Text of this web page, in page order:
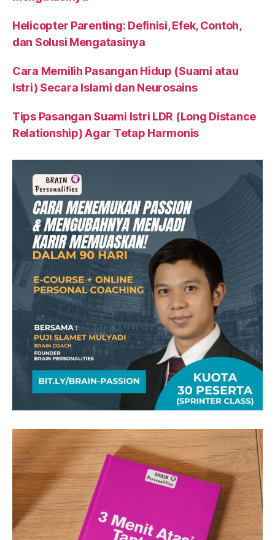
Helicopter Parenting: Definisi, Efek, Contoh,
dan Solusi Mengatasinya
Cara Memilih Pasangan Hidup (Suami atau
Istri) Secara Islami dan Neurosains
Tips Pasangan Suami Istri LDR (Long Distance
Relationship) Agar Tetap Harmonis